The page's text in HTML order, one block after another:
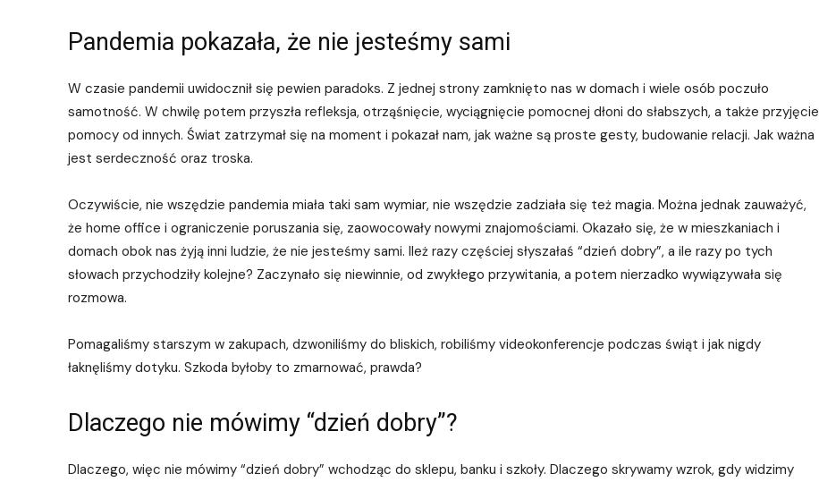
Pandemia pokazała, że nie jesteśmy sami
W czasie pandemii uwidocznił się pewien paradoks. Z jednej strony zamknięto nas w domach i wiele osób poczuło
samotność. W chwilę potem przyszła refleksja, otrząśnięcie, wyciągnięcie pomocnej dłoni do słabszych, a także przyjęcie
pomocy od innych. Świat zatrzymał się na moment i pokazał nam, jak ważne są proste gesty, budowanie relacji. Jak ważna
jest serdeczność oraz troska.
Oczywiście, nie wszędzie pandemia miała taki sam wymiar, nie wszędzie zadziała się też magia. Można jednak zauważyć,
że home office i ograniczenie poruszania się, zaowocowały nowymi znajomościami. Okazało się, że w mieszkaniach i
domach obok nas żyją inni ludzie, że nie jesteśmy sami. Ileż razy częściej słyszałaś “dzień dobry”, a ile razy po tych
słowach przychodziły kolejne? Zaczynało się niewinnie, od zwykłego przywitania, a potem nierzadko wywiązywała się
rozmowa.
Pomagaliśmy starszym w zakupach, dzwoniliśmy do bliskich, robiliśmy videokonferencje podczas świąt i jak nigdy
łaknęliśmy dotyku. Szkoda byłoby to zmarnować, prawda?
Dlaczego nie mówimy “dzień dobry”?
Dlaczego, więc nie mówimy “dzień dobry” wchodząc do sklepu, banku i szkoły. Dlaczego skrywamy wzrok, gdy widzimy